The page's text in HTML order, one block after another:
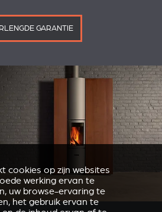
GARANTIE
cookies op zijn websites
werking ervan te
uw browse-ervaring te
het gebruik ervan te